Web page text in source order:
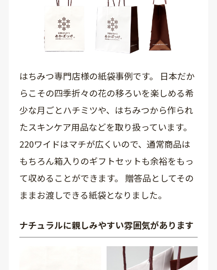
はちみつ専門店様の紙袋事例です。 日本だか
らこその四季折々の花の移ろいを楽しめる希
少な月ごとハチミツや、はちみつから作られ
たスキンケア用品などを取り扱っています。
220ワイドはマチが広くいので、通常商品は
もちろん箱入りのギフトセットも余裕をもっ
て収めることができます。 贈答品としてその
ままお渡しできる紙袋となりました。
ナチュラルに親しみやすい雰囲気があります